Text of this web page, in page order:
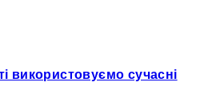
використовуємо сучасні